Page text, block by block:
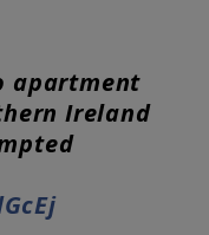
apartment
Ireland